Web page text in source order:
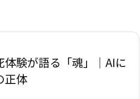
次へ
検索
験が語る「魂」｜AIに
正体